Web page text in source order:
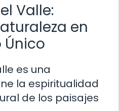
Valle:
en
Único
es una
la espiritualidad
de los paisajes